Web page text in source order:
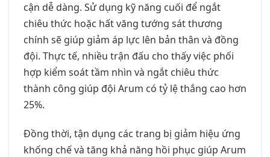
cận dễ dàng. Sử dụng kỹ năng cuối để ngắt
chiêu thức hoặc hất văng tướng sát thương
chính sẽ giúp giảm áp lực lên bản thân và đồng
đội. Thực tế, nhiều trận đấu cho thấy việc phối
hợp kiểm soát tầm nhìn và ngắt chiêu thức
thành công giúp đội Arum có tỷ lệ thắng cao hơn
25%.
Đồng thời, tận dụng các trang bị giảm hiệu ứng
khống chế và tăng khả năng hồi phục giúp Arum